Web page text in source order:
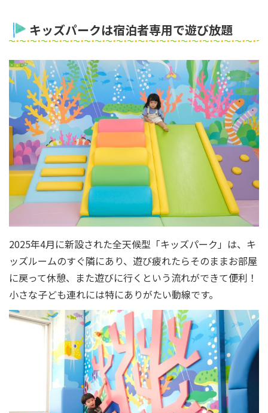
キッズパークは宿泊者専用で遊び放題
2025年4月に新設された全天候型「キッズパーク」は、キ
ッズルームのすぐ隣にあり、遊び疲れたらそのままお部屋
に戻って休憩、また遊びに行くという流れができて便利！
小さな子ども連れには特にありがたい動線です。